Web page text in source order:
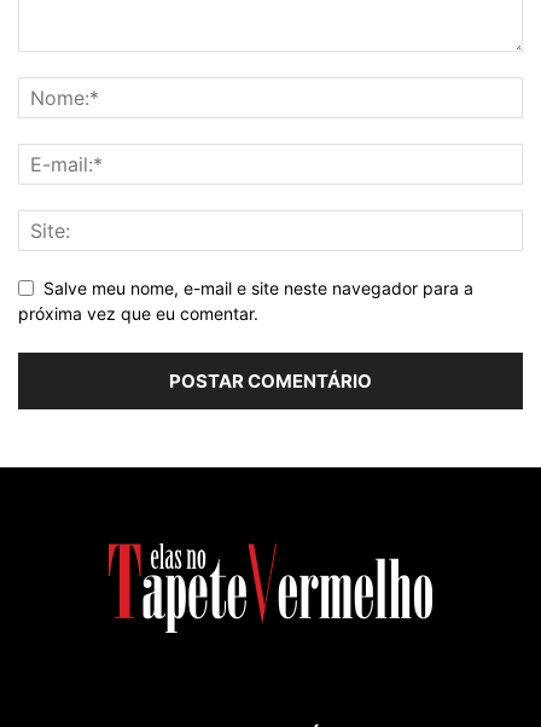
Salve meu nome, e-mail e site neste navegador para a
próxima vez que eu comentar.